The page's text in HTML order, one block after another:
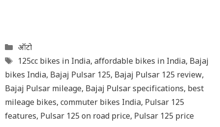
Categories
ऑटो
Tags
125cc bikes in India, affordable bikes in India, Bajaj
bikes India, Bajaj Pulsar 125, Bajaj Pulsar 125 review,
Bajaj Pulsar mileage, Bajaj Pulsar specifications, best
mileage bikes, commuter bikes India, Pulsar 125
features, Pulsar 125 on road price, Pulsar 125 price